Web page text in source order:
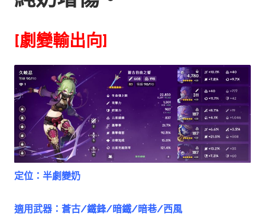
[劇變輸出向]
定位：半劇變奶
適用武器：蒼古/鐵鋒/暗鐵/暗巷/西風